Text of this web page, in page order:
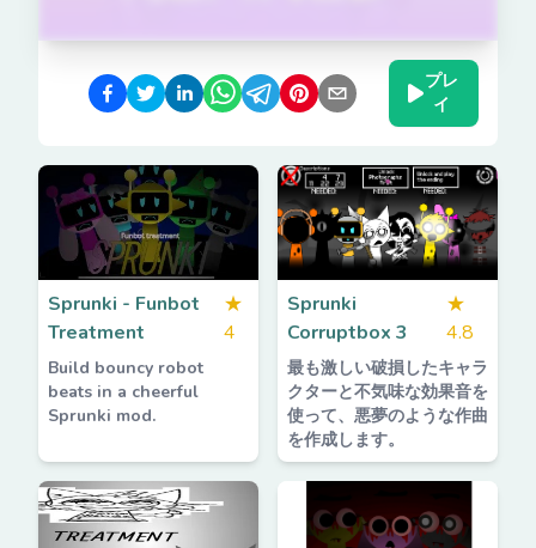
プレ
イ
Sprunki - Funbot
Treatment
★
4
Build bouncy robot
beats in a cheerful
Sprunki mod.
Sprunki
Corruptbox 3
★
4.8
最も激しい破損したキャラ
クターと不気味な効果音を
使って、悪夢のような作曲
を作成します。